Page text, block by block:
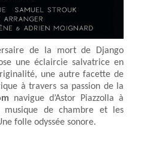
de la mort de Django
une éclaircie salvatrice en
une autre facette de
à travers sa passion de la
navigue d’Astor Piazzolla à
musique de chambre et les
folle odyssée sonore.